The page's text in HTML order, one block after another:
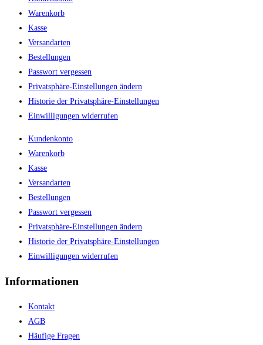
Warenkorb
Kasse
Versandarten
Bestellungen
Passwort vergessen
Privatsphäre-Einstellungen ändern
Historie der Privatsphäre-Einstellungen
Einwilligungen widerrufen
Kundenkonto
Warenkorb
Kasse
Versandarten
Bestellungen
Passwort vergessen
Privatsphäre-Einstellungen ändern
Historie der Privatsphäre-Einstellungen
Einwilligungen widerrufen
Informationen
Kontakt
AGB
Häufige Fragen